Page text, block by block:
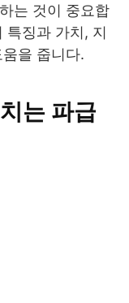
는 것이 중요합
특징과 가치, 지
을 줍니다.
는 파급